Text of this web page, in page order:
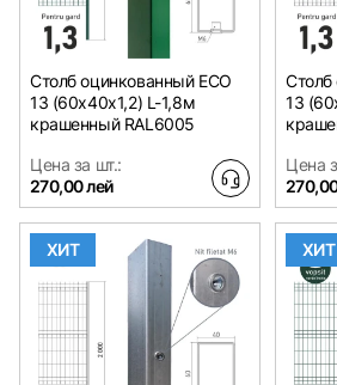
Столб оцинкованный ЕСО
13 (60х40x1,2) L-1,8м
крашенный RAL6005
Цена за шт.:
270,00 лей
13
Цена
ХИТ ХИТ